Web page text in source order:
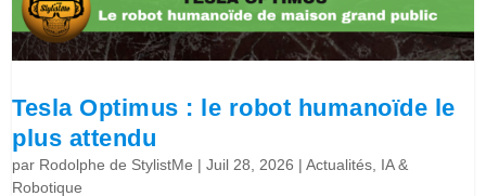
Tesla Optimus : le robot humanoïde le
plus attendu
par Rodolphe de StylistMe |Juil 28, 2026 |Actualités IA &
Robotique